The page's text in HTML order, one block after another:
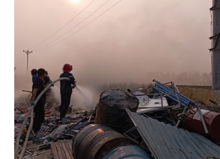
NGƯỜI CÔNG AN CÁCH
Đối với tự mình, phải
CẦN, KIỆM, LIÊM,
Đối với đồng sự, phải
THÂN ÁI GIÚP ĐỠ